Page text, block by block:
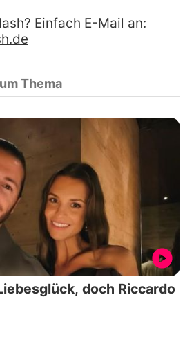
Einfach E-Mail an:
Thema
doch Riccardo